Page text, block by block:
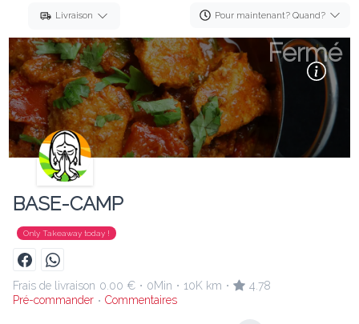
Livraison Pour maintenant? Quand?
BASE-CAMP
Only Takeaway today !
Frais de livraison 0.00 € • 0Min • 10K km •
4.78
Pré-commander • Commentaires
Fermé